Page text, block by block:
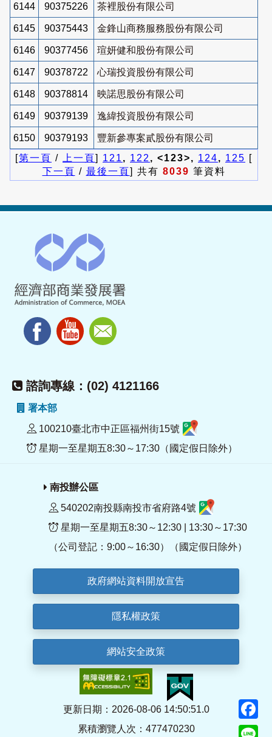
6144 90375226 茶裡股份有限公司
6145 90375443 金鋒山商務服務股份有限公司
6146 90377456 瑄妍健和股份有限公司
6147 90378722 心瑞投資股份有限公司
6148 90378814 映諾思股份有限公司
6149 90379139 逸緯投資股份有限公司
6150 90379193
豐新參專案貳股份有限公司
[第一頁 / 上一頁] 121 , 122 , <123>, 124, 125 [
下一頁 / 最後一頁] 共有 8039 筆資料
諮詢專線：(02) 4121166
署本部
100210臺北市中正區福州街15號
星期一至星期五8:30～17:30（國定假日除外）
南投辦公區
540202南投縣南投市省府路4號
星期一至星期五8:30～12:30 | 13:30～17:30
（公司登記：9:00～16:30）（國定假日除外）
政府網站資料開放宣告
隱私權政策
網站安全政策
更新日期：2026-08-06 14:50:51.0
累積瀏覽人次：477470230